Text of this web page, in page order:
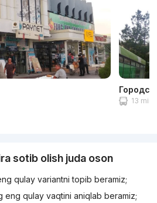
13 min
sotib olish juda oson
qulay variantni topib beramiz;
eng qulay vaqtini aniqlab beramiz;